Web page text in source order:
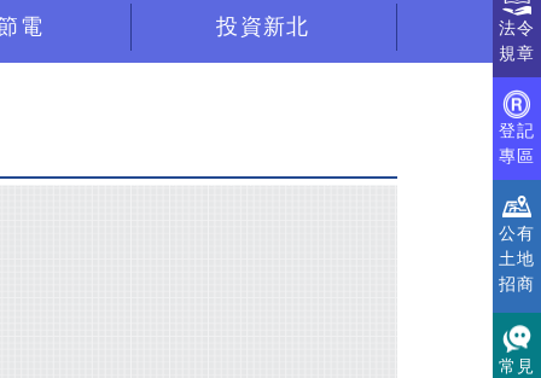
電 投資新北
法令
規章
登記
專區
公有
土地
招商
常見